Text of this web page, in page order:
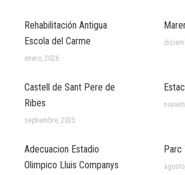
Rehabilitación Antigua
Escola del Carme
enero, 2026
Castell de Sant Pere de
Ribes
septiembre, 2025
Adecuacion Estadio
Olimpico Lluis Companys
Parc